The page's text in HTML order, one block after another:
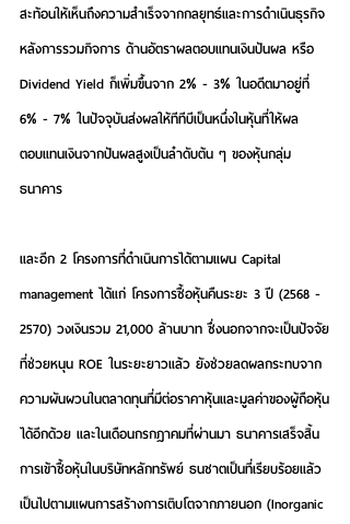
สะท้อนให้เห็นถึงความสำเร็จจากกลยุทธ์และการดำเนินธุรกิจ
หลังการรวมกิจการ ด้านอัตราผลตอบแทนเงินปันผล หรือ
Dividend Yield ก็เพิ่มขึ้นจาก 2% - 3% ในอดีตมาอยู่ที่
6% - 7% ในปัจจุบันส่งผลให้ทีทีบีเป็นหนึ่งในหุ้นที่ให้ผล
ตอบแทนเงินจากปันผลสูงเป็นลำดับต้น ๆ ของหุ้นกลุ่ม
ธนาคาร
และอีก 2 โครงการที่ดำเนินการได้ตามแผน Capital
management ได้แก่ โครงการซื้อหุ้นคืนระยะ 3 ปี (2568 -
2570) วงเงินรวม 21,000 ล้านบาท ซึ่งนอกจากจะเป็นปัจจัย
ที่ช่วยหนุน ROE ในระยะยาวแล้ว ยังช่วยลดผลกระทบจาก
ความผันผวนในตลาดทุนที่มีต่อราคาหุ้นและมูลค่าของผู้ถือหุ้น
ได้อีกด้วย และในเดือนกรกฎาคมที่ผ่านมา ธนาคารเสร็จสิ้น
การเข้าซื้อหุ้นในบริษัทหลักทรัพย์ ธนชาตเป็นที่เรียบร้อยแล้ว
เป็นไปตามแผนการสร้างการเติบโตจากภายนอก (Inorganic